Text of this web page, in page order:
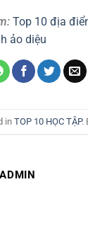
Top 10 địa
ảo diệu
in TOP 10 HỌC TẬP.
ADMIN